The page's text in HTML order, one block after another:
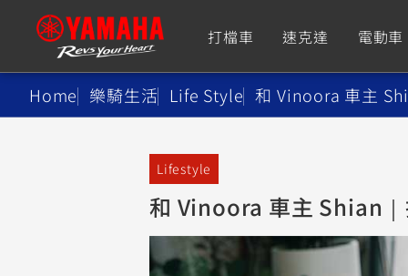
打檔車 速克達 電動車
Super Sport
YZF-R9
550+
Premium
TMAX
追蹤愛車
Home 樂騎生活 Life Style 和 Vinoora 車主
Lifestyle
和 Vinoora 車主 Shian